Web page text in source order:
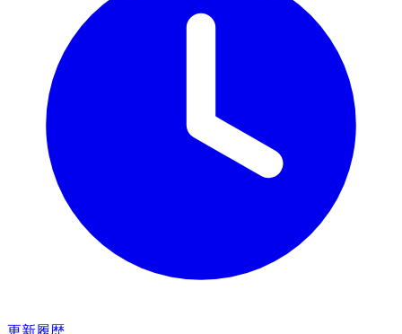
更新履歴